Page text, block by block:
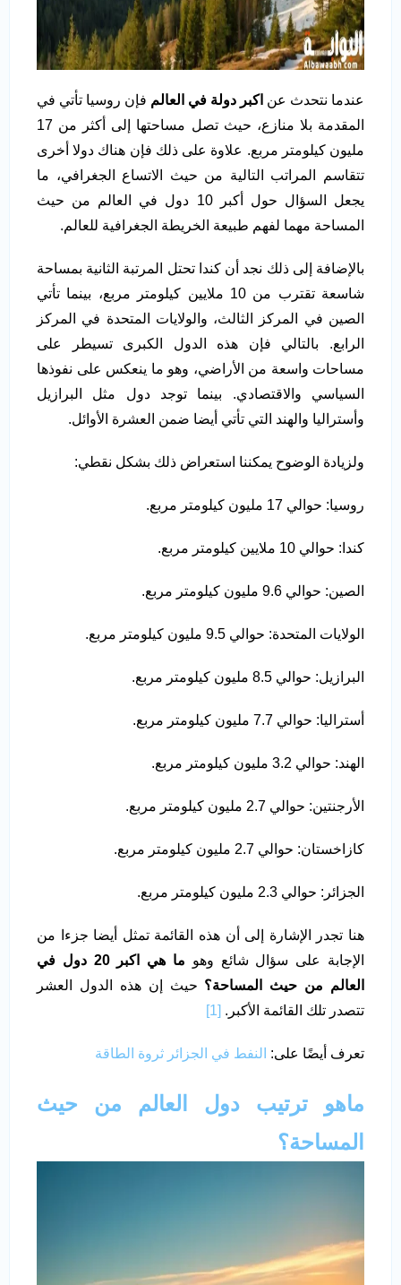
عندما نتحدث عن اكبر دولة في العالم فإن روسيا تأتي في
المقدمة بلا منازع، حيث تصل مساحتها إلى أكثر من 17
مليون كيلومتر مربع. علاوة على ذلك فإن هناك دولا أخرى
تتقاسم المراتب التالية من حيث الاتساع الجغرافي، ما
يجعل السؤال حول أكبر 10 دول في العالم من حيث
المساحة مهما لفهم طبيعة الخريطة الجغرافية للعالم.
بالإضافة إلى ذلك نجد أن كندا تحتل المرتبة الثانية بمساحة
شاسعة تقترب من 10 ملايين كيلومتر مربع، بينما تأتي
الصين في المركز الثالث، والولايات المتحدة في المركز
الرابع. بالتالي فإن هذه الدول الكبرى تسيطر على
مساحات واسعة من الأراضي، وهو ما ينعكس على نفوذها
السياسي والاقتصادي. بينما توجد دول مثل البرازيل
وأستراليا والهند التي تأتي أيضا ضمن العشرة الأوائل.
ولزيادة الوضوح يمكننا استعراض ذلك بشكل نقطي:
روسيا: حوالي 17 مليون كيلومتر مربع.
كندا: حوالي 10 ملايين كيلومتر مربع.
الصين: حوالي 9.6 مليون كيلومتر مربع.
الولايات المتحدة: حوالي 9.5 مليون كيلومتر مربع.
البرازيل: حوالي 8.5 مليون كيلومتر مربع.
أستراليا: حوالي 7.7 مليون كيلومتر مربع.
الهند: حوالي 3.2 مليون كيلومتر مربع.
الأرجنتين: حوالي 2.7 مليون كيلومتر مربع.
كازاخستان: حوالي 2.7 مليون كيلومتر مربع.
الجزائر: حوالي 2.3 مليون كيلومتر مربع.
هنا تجدر الإشارة إلى أن هذه القائمة تمثل أيضا جزءا من
الإجابة على سؤال شائع وهو
ما هي اكبر 20 دول في
العالم من حيث المساحة؟ حيث إن هذه الدول العشر
تتصدر تلك القائمة الأكبر. [1]
تعرف أيضًا على: النفط في الجزائر ثروة الطاقة
ماهو ترتيب دول العالم من حيث
المساحة؟